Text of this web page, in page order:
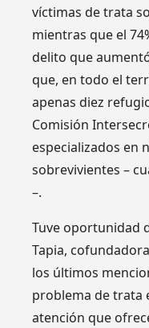
víctimas de trata
mientras que el
delito que
que, en todo el
apenas diez
Comisión
especializados en
sobrevivientes –
–.
Tuve oportunidad
Tapia,
los últimos
problema de trata
atención que